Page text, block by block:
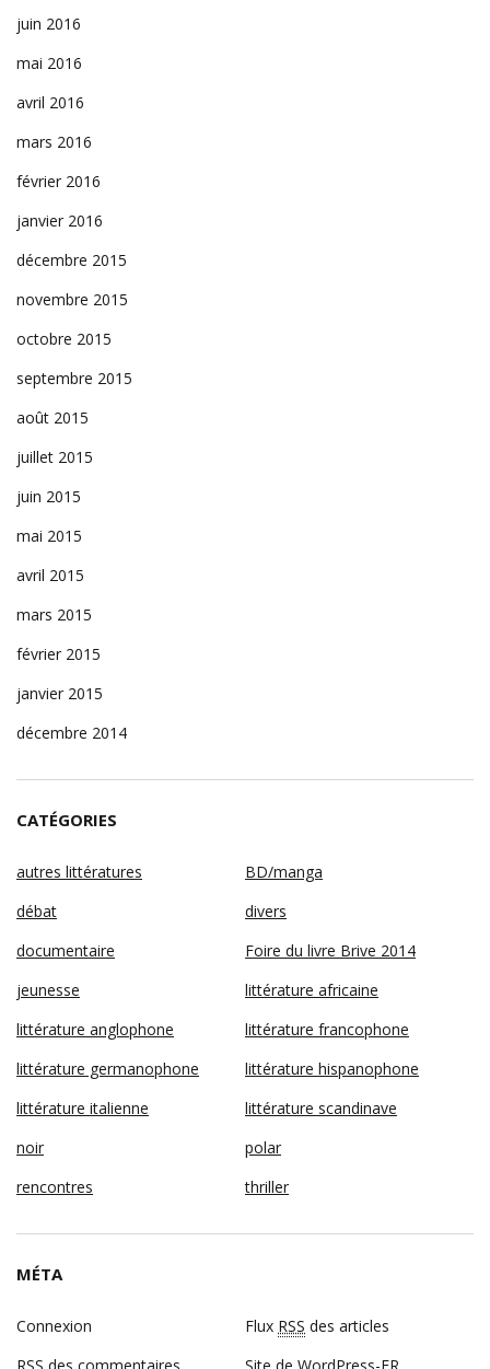
juin 2016
mai 2016
avril 2016
mars 2016
février 2016
janvier 2016
décembre 2015
novembre 2015
octobre 2015
septembre 2015
août 2015
juillet 2015
juin 2015
mai 2015
avril 2015
mars 2015
février 2015
janvier 2015
décembre 2014
CATÉGORIES
autres littératures
BD/manga
débat
divers
documentaire
Foire du livre Brive 2014
jeunesse
littérature africaine
littérature anglophone
littérature francophone
littérature germanophone
littérature hispanophone
littérature italienne
littérature scandinave
noir
polar
rencontres
thriller
MÉTA
Connexion Flux RSS des articles